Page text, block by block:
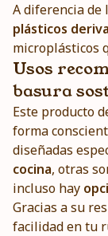
A diferencia de
plásticos
microplásticos
Usos
basura
Este producto
forma
diseñadas
cocina, otras
incluso hay
Gracias a su
facilidad en tu